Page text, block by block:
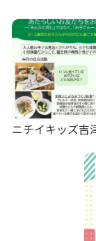
ニチイキッズ吉